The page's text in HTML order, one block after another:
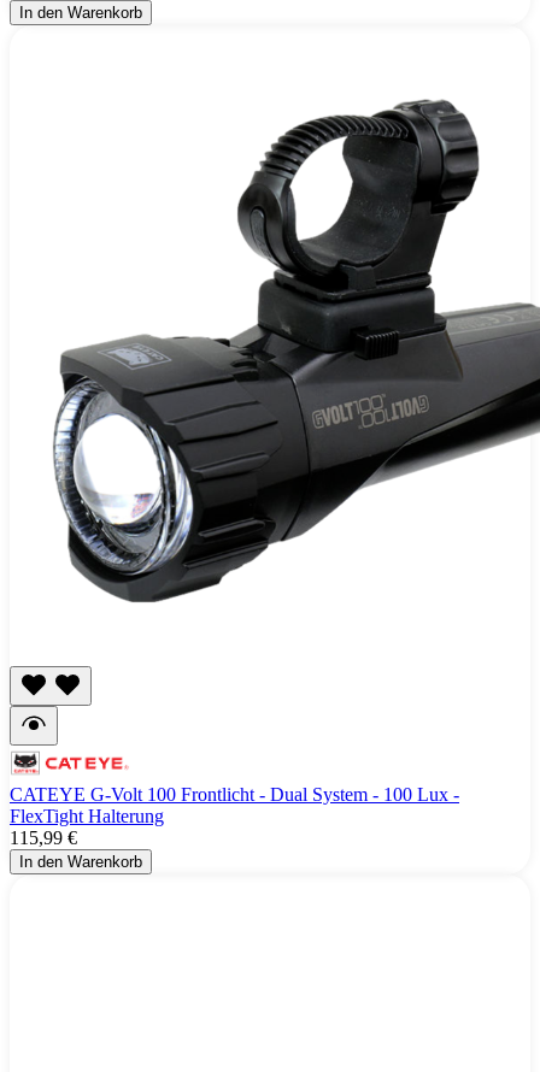
In den Warenkorb
CATEYE G-Volt 100 Frontlicht - Dual System - 100 Lux -
FlexTight Halterung
115,99 €
In den Warenkorb